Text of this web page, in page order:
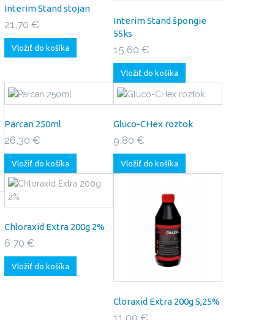
Interim Stand stojan
21,70 €
Vložiť do košíka
Interim Stand špongie
55ks
15,60 €
Vložiť do košíka
Parcan 250ml
26,30 €
Vložiť do košíka
Gluco-CHex roztok
9,80 €
Vložiť do košíka
Chloraxid Extra 200g 2%
6,70 €
Vložiť do košíka
Cloraxid Extra 200g 5,25%
11,00 €